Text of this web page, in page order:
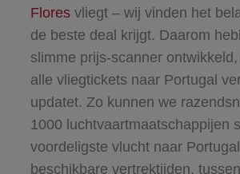
Floresvliegt – wij vinden het
de beste deal krijgt. Daarom
slimme prijs-scanner
alle vliegtickets naar Portugal
updatet. Zo kunnen we
1000 luchtvaartmaatschappijen
voordeligste vlucht naar
beschikbare vertrektijden,